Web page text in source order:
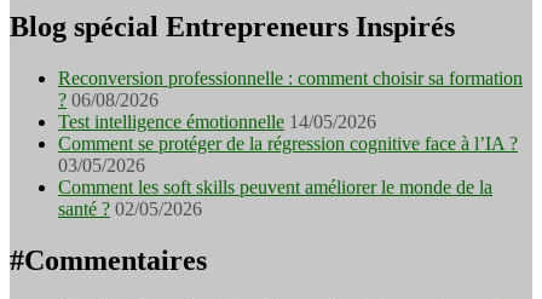
Blog spécial Entrepreneurs Inspirés
Reconversion professionnelle : comment choisir sa formation
? 06/08/2026
Test intelligence émotionnelle 14/05/2026
Comment se protéger de la régression cognitive face à l’IA ?
03/05/2026
Comment les soft skills peuvent améliorer le monde de la
santé ? 02/05/2026
#Commentaires